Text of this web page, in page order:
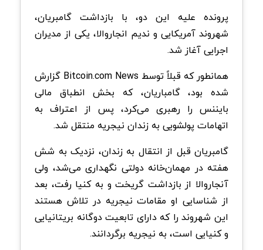
پرونده علیه این دو، با بازداشت گامبریان،
شهروند آمریکایی و ندیم انجاروالا، یکی از مدیران
اجرایی آغاز شد.
همانطور که قبلاً توسط Bitcoin.com News گزارش
شده بود، گامباریان، که بخش انطباق مالی
بایننس را رهبری می‌کرد، پس از اعتراف به
اتهامات پولشویی به زندان نیجریه منتقل شد.
گامبریان قبل از انتقال به زندان، نزدیک به شش
هفته در مهمان‌خانه دولتی نگهداری می‌شد، ولی
آنجاروالا از بازداشت گریخت و به کنیا رفت، بعد
از شناسایی او مقامات نیجریه در تلاش هستند
این شهروند را که دارای تابعیت دوگانه بریتانیایی
و کنیایی است، به نیجریه برگردانند.